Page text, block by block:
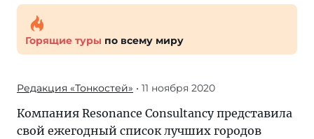
Горящие туры по всему миру
Редакция «Тонкостей» • 11 ноября 2020
Компания Resonance Consultancy представила
свой ежегодный список лучших городов